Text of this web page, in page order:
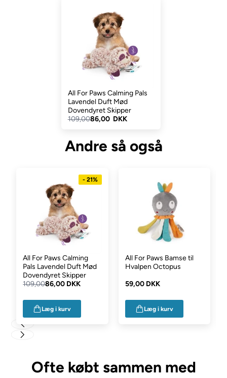
Dette her får hedder Anton. Det har vi døbt ham. Du må kalde
ham lige det du vil. Vi synes han eller hun måske er mega nuttet
og virkelig blød. Som du kan se ligger fåret og putte sover. En
herlig ven til din nye hvalp og til alene hjemme hunden så den har
lidt tryghed. Det kan også være en glæde for den ældre hund
26,5 x 14 x 11 cm
Rigtig god fornøjelse med Anton og Skipper.
All For Paws Calming Pals
Lavendel Duft Mød
Dovendyret Skipper
109,0086,00 DKK
Andre så også
- 21%
All For Paws Calming
Pals Lavendel Duft Mød
Dovendyret Skipper
109,0086,00 DKK
Læg i kurv
All For Paws Bamse til
Hvalpen Octopus
59,00 DKK
Læg i kurv
Ofte købt sammen med